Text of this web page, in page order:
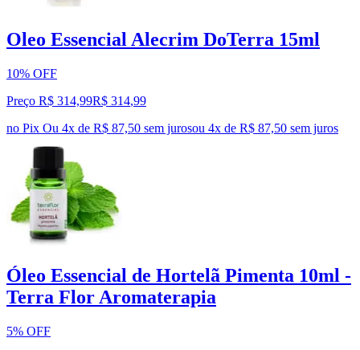
Oleo Essencial Alecrim DoTerra 15ml
10% OFF
Preço R$ 314,99R$ 314,99
no Pix Ou 4x de R$ 87,50 sem jurosou 4x de R$ 87,50 sem juros
Óleo Essencial de Hortelã Pimenta 10ml -
Terra Flor Aromaterapia
5% OFF